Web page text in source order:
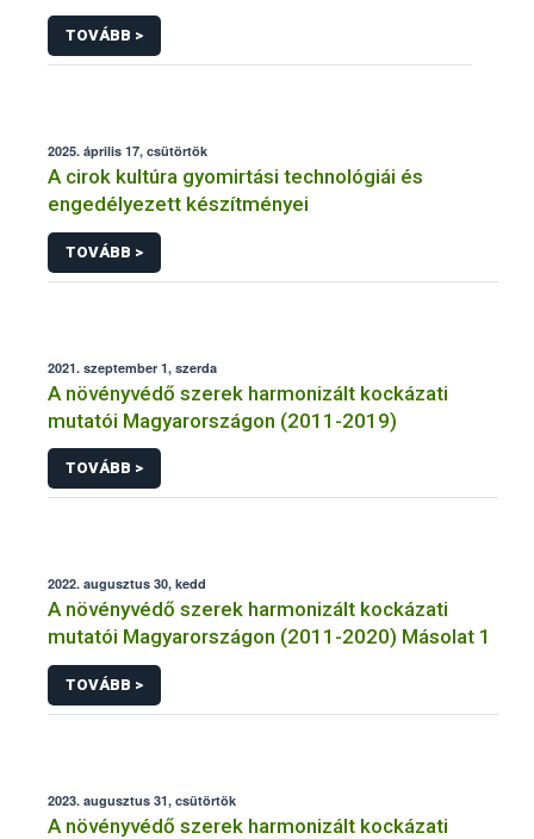
TOVÁBB >
2025. április 17, csütörtök
A cirok kultúra gyomirtási technológiái és
engedélyezett készítményei
TOVÁBB >
2021. szeptember 1, szerda
A növényvédő szerek harmonizált kockázati
mutatói Magyarországon (2011-2019)
TOVÁBB >
2022. augusztus 30, kedd
A növényvédő szerek harmonizált kockázati
mutatói Magyarországon (2011-2020) Másolat 1
TOVÁBB >
2023. augusztus 31, csütörtök
A növényvédő szerek harmonizált kockázati